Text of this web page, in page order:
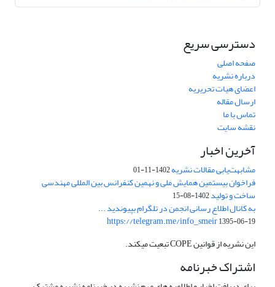
دسترسی سریع
صفحه اصلی
درباره نشریه
اعضای هیات تحریریه
ارسال مقاله
تماس با ما
نقشه سایت
آخرین اخبار
مشابهت‌یابی مقالات نشریه1402-11-01
فراخوان بیستمین همایش ملی و نهمین کنفرانس بین المللی مهندسی
ساخت و تولید1402-08-15
به کانال اطلاع رسانی انجمن در تلگرام بپیوندید ...
https://telegram.me/info_smeir1395-06-19
این نشریه از قوانین COPE تبعیت میکند.
اشتراک خبرنامه